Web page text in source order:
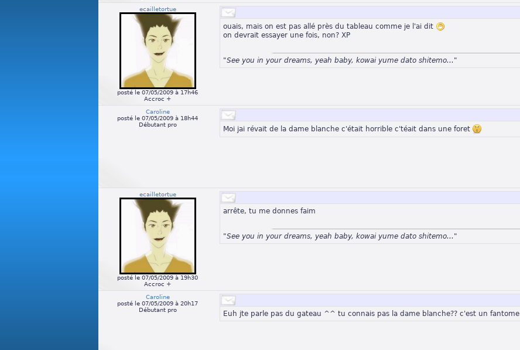
ecailletortue
posté le 07/05/2009 à 17h46
Accroc +
ouais, mais on est pas allé près du tableau comme je l'ai dit
on devrait essayer une fois, non? XP
"See you in your dreams, yeah baby, kowai yume dato shitemo..."
Caroline
posté le 07/05/2009 à 18h44
Débutant pro
Moi jai révait de la dame blanche c'était horrible c'téait dans une foret
ecailletortue
posté le 07/05/2009 à 19h30
Accroc +
arrête, tu me donnes faim
"See you in your dreams, yeah baby, kowai yume dato shitemo..."
Caroline
posté le 07/05/2009 à 20h17
Débutant pro
Euh jte parle pas du gateau ^^ tu connais pas la dame blanche?? c'est un fantome